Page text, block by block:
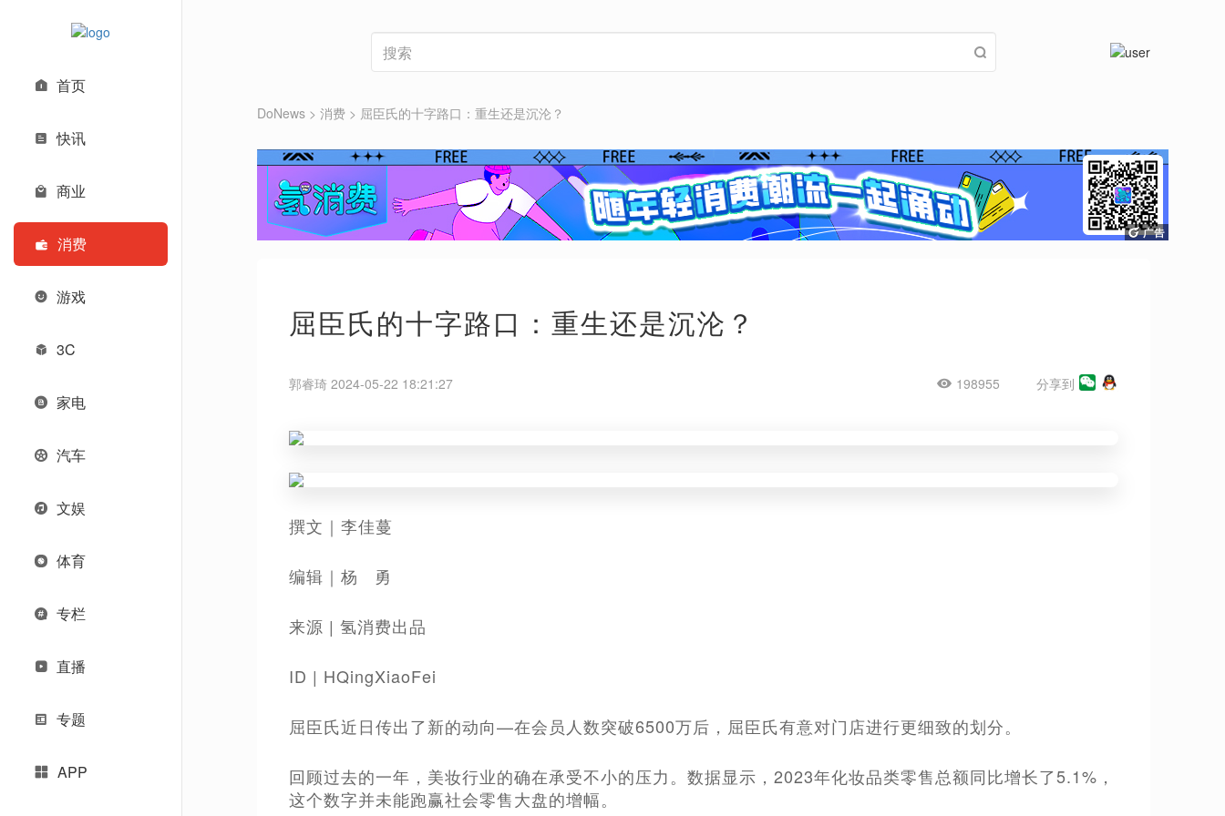
首页
快讯
商业
消费
游戏
3C
家电
汽车
文娱
体育
专栏
直播
专题
APP
DoNews > 消费 > 屈臣氏的十字路口：重生还是沉沦？
屈臣氏的十字路口：重生还是沉沦？
郭睿琦 2024-05-22 18:21:27 198955 分享到
​撰文｜李佳蔓
编辑｜杨 勇
来源 | 氢消费出品
ID | HQingXiaoFei
屈臣氏近日传出了新的动向—在会员人数突破6500万后，屈臣氏有意对门店进行更细致的划分。
回顾过去的一年，美妆行业的确在承受不小的压力。数据显示，2023年化妆品类零售总额同比增长了5.1%，
这个数字并未能跑赢社会零售大盘的增幅。